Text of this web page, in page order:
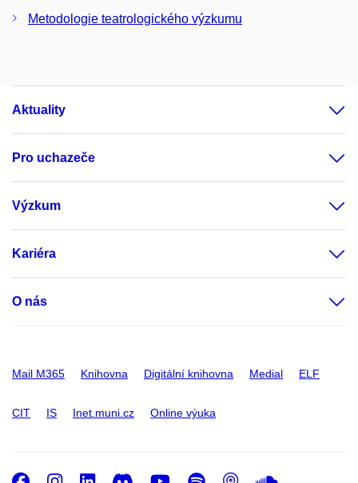
Metodologie teatrologického výzkumu
Aktuality
Pro uchazeče
Výzkum
Kariéra
O nás
Mail M365 Knihovna Digitální knihovna Medial ELF
CIT IS Inet.muni.cz Online výuka